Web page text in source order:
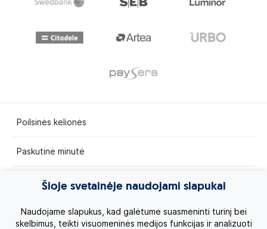
Poilsinės kelionės
Paskutinė minutė
Egzotinės kelionės
Kruizai
Šioje svetainėje naudojami slapukai
Naudojame slapukus, kad galėtume suasmeninti turinį bei
skelbimus, teikti visuomeninės medijos funkcijas ir analizuoti